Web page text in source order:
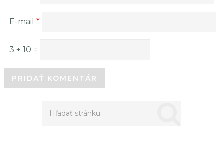
E-mail *
3 + 10 =